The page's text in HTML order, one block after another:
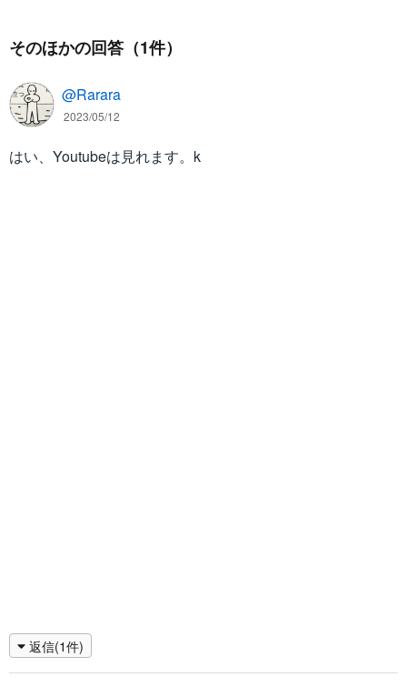
そのほかの回答（1件）
@Rarara
2023/05/12
はい、Youtubeは見れます。k
返信(1件)